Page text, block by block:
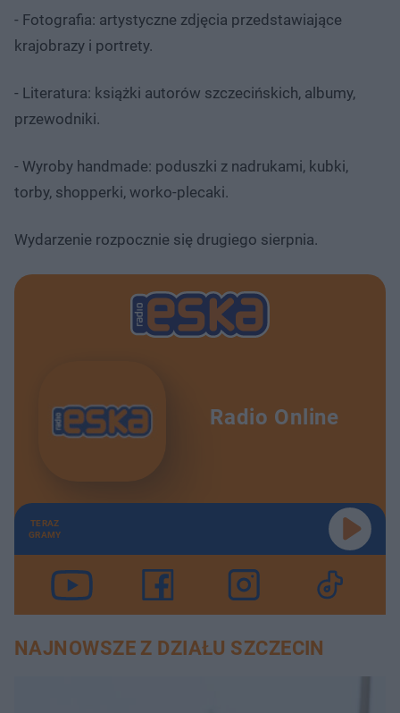
- Fotografia: artystyczne zdjęcia przedstawiające
krajobrazy i portrety.
- Literatura: książki autorów szczecińskich, albumy,
przewodniki.
- Wyroby handmade: poduszki z nadrukami, kubki,
torby, shopperki, worko-plecaki.
Wydarzenie rozpocznie się drugiego sierpnia.
Radio Online
TERAZ
GRAMY
NAJNOWSZE Z DZIAŁU SZCZECIN